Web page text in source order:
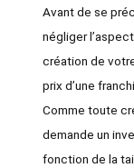
Avant de se
négliger
création de
prix d’une
Comme toute
demande un
fonction de la